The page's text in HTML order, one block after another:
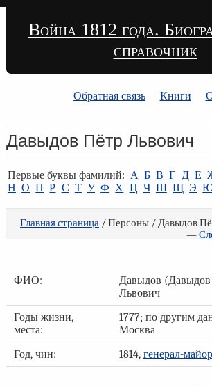
Война 1812 года.
справочник
Обратная связь Книги
Давыдов Пётр Львович
Первые буквы фамилий: А Б В Г Д Е
Н О П Р С Т У Ф Х Ц Ч Ш Щ Э
Главная страница/ Персоны / Давыдов
—
ФИО:
Давыдов
Львович
Годы жизни,
места:
1777; по другим
Москва
Год, чин:
1814, генерал-майор